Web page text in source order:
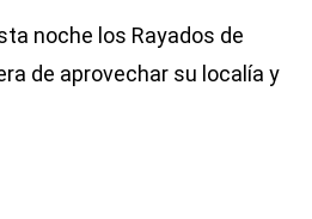
noche los Rayados de
de aprovechar su localía y